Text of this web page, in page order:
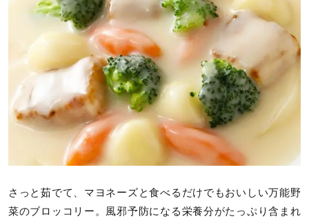
さっと茹でて、マヨネーズと食べるだけでもおいしい万能野
菜のブロッコリー。風邪予防になる栄養分がたっぷり含まれ